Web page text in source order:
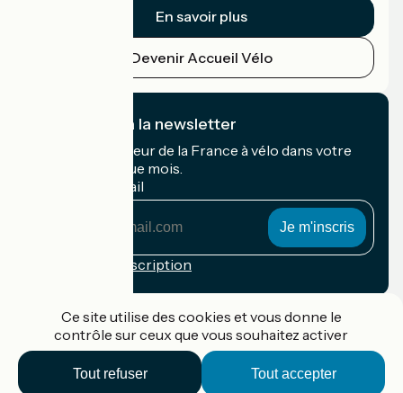
En savoir plus
Devenir Accueil Vélo
Je m'abonne à la newsletter
Recevez le meilleur de la France à vélo dans votre
boîte mail chaque mois.
Mon adresse mail
Conditions d'inscription
Accueil Vélo Pro
Ce site utilise des cookies et vous donne le
contrôle sur ceux que vous souhaitez activer
Tout accepter
Tout refuser